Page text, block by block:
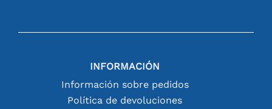
INFORMACIÓN
Información sobre pedidos
Política de devoluciones